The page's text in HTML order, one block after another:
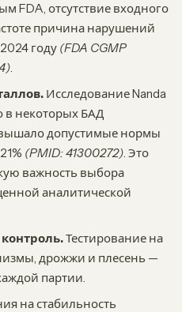
FDA, отсутствие входного
причина нарушений
году (FDA CGMP
.
Исследование Nanda
в некоторых БАД
допустимые нормы
(PMID: 41300272). Это
важность выбора
аналитической
Тестирование на
дрожжи и плесень —
партии.
на стабильность